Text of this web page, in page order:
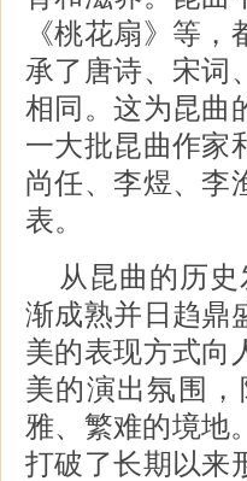
《桃花扇》等
承了唐诗、宋词
相同。这为昆曲
一大批昆曲作家
尚任、李煜、李
表。
从昆曲的历
渐成熟并日趋鼎
美的表现方式向
美的演出氛围
雅、繁难的境地
打破了长期以来